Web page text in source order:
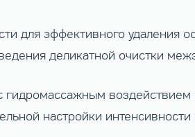
для эффективного удаления
деликатной очистки
воздействием
настройки